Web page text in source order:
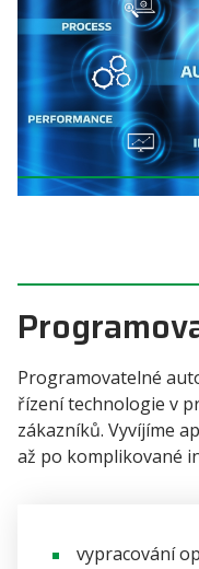
vypracování
Programovatelné
řízení technologie v
zákazníků. Vyvíjíme
až po komplikované